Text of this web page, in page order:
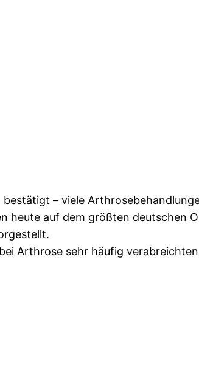
– viele
heute auf dem größten deutschen
Arthrose sehr häufig